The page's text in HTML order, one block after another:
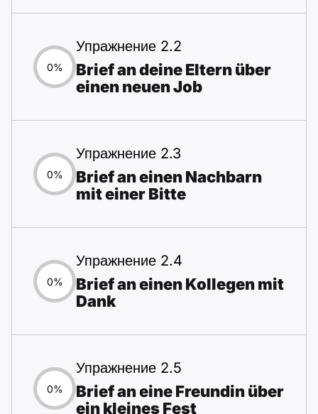
0%
Упражнение 2.2
Brief an deine Eltern über
einen neuen Job
0%
Упражнение 2.3
Brief an einen Nachbarn
mit einer Bitte
0%
Упражнение 2.4
Brief an einen Kollegen mit
Dank
0%
Упражнение 2.5
Brief an eine Freundin über
ein kleines Fest